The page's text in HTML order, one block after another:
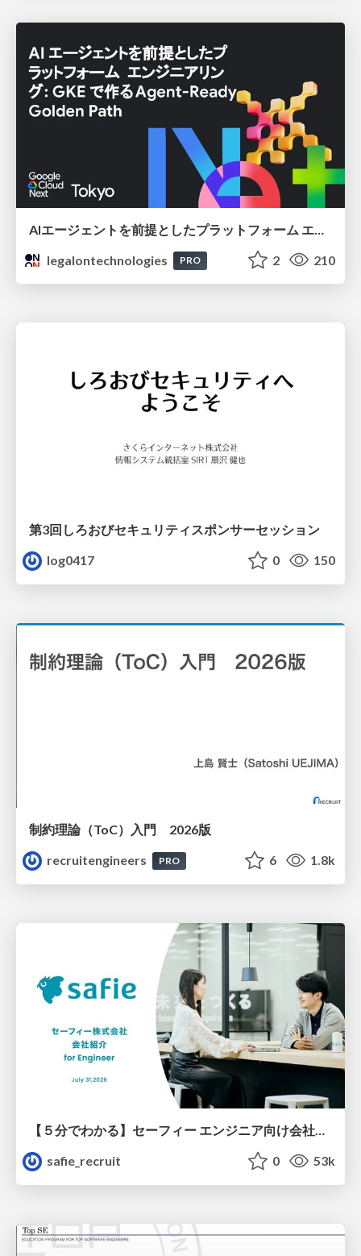
legalontechnologies
PRO 2 210
第3回しろおびセキュリティスポンサーセッション
log0417
0 150
制約理論（ToC）入門 2026版
recruitengineers
PRO 6 1.8k
safie_recruit
0 53k